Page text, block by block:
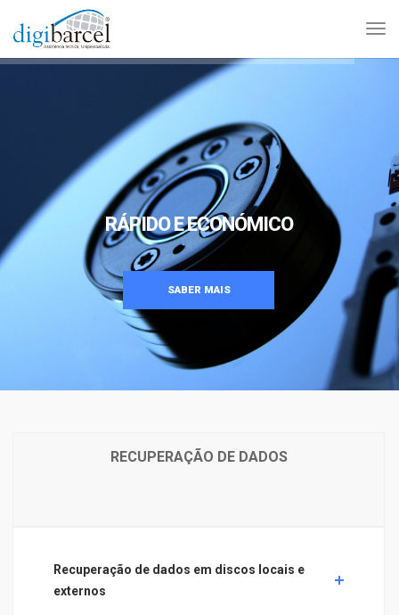
RÁPIDO E ECONÓMICO
RECUPERAÇÃO DE DADOS
Recuperação de dados em discos locais e
externos